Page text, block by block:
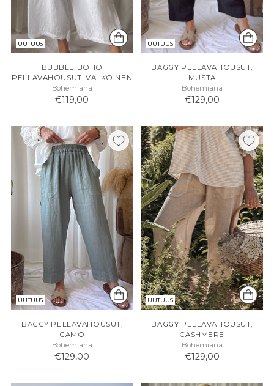
UUTUUS
BUBBLE BOHO
PELLAVAHOUSUT, VALKOINEN
Bohemiana
€119,00
UUTUUS
BAGGY PELLAVAHOUSUT,
MUSTA
Bohemiana
€129,00
UUTUUS
BAGGY PELLAVAHOUSUT,
CAMO
Bohemiana
€129,00
UUTUUS
BAGGY PELLAVAHOUSUT,
CASHMERE
Bohemiana
€129,00